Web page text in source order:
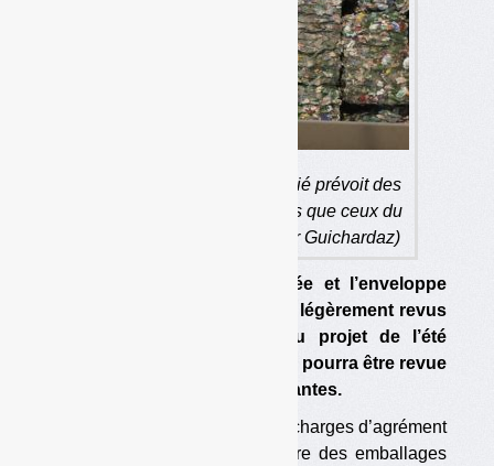
Le cahier des charges publié prévoit des
soutiens un peu plus élevés que ceux du
projet initial. (photo : Olivier Guichardaz)
Les soutiens à la tonne triée et l’enveloppe
minimale de soutiens ont été légèrement revus
à la hausse par rapport au projet de l’été
dernier. L’enveloppe minimale pourra être revue
en 2023 pour les années suivantes.
L’arrêté modifiant le cahier des charges d’agrément
des éco-organismes de la filière des emballages